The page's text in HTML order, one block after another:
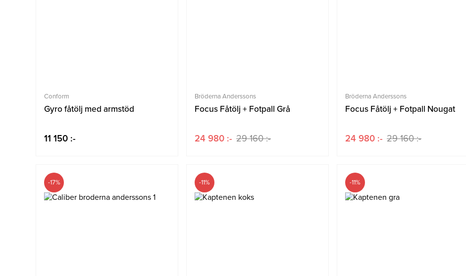
Conform
Gyro fåtölj med armstöd
11 150 :-
Bröderna Anderssons
Focus Fåtölj + Fotpall Grå
24 980 :- 29 160 :-
Bröderna Anderssons
Focus Fåtölj + Fotpall Nougat
24 980 :- 29 160 :-
-17% -11% -11%